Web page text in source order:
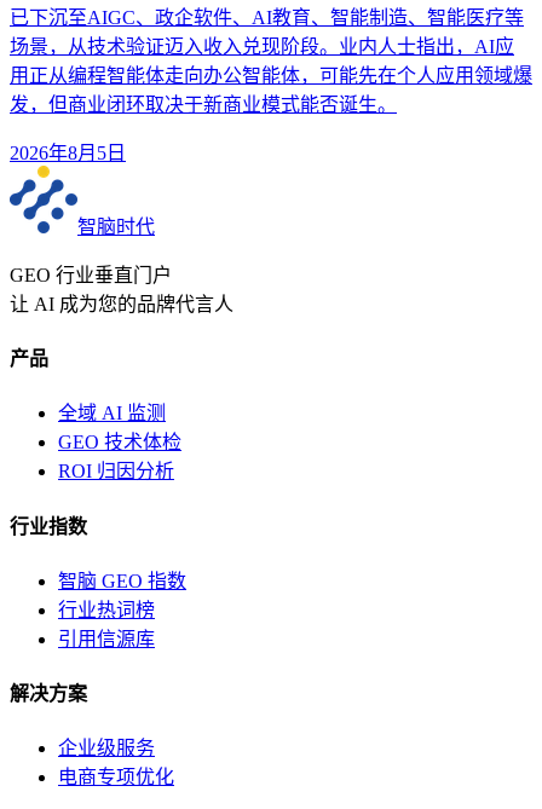
已下沉至AIGC、政企软件、AI教育、智能制造、智能医疗等
场景，从技术验证迈入收入兑现阶段。业内人士指出，AI应
用正从编程智能体走向办公智能体，可能先在个人应用领域爆
发，但商业闭环取决于新商业模式能否诞生。
2026年8月5日
智脑时代
GEO 行业垂直门户
让 AI 成为您的品牌代言人
产品
全域 AI 监测
GEO 技术体检
ROI 归因分析
行业指数
智脑 GEO 指数
行业热词榜
引用信源库
解决方案
企业级服务
电商专项优化